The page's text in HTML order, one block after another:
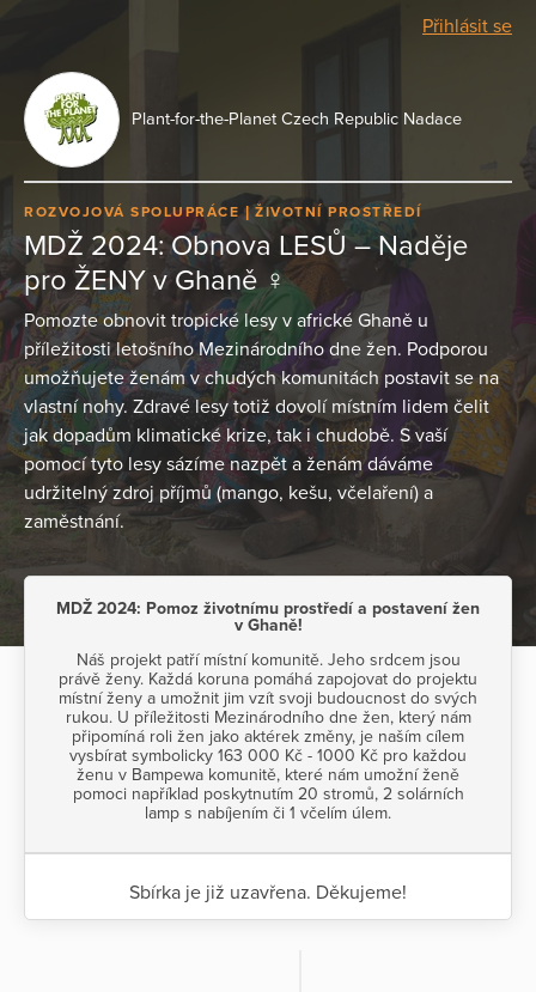
Přihlásit se
Plant-for-the-Planet Czech Republic Nadace
ROZVOJOVÁ SPOLUPRÁCE ŽIVOTNÍ PROSTŘEDÍ
MDŽ 2024: Obnova LESŮ – Naděje
pro ŽENY v Ghaně ♀️
Pomozte obnovit tropické lesy v africké Ghaně u
příležitosti letošního Mezinárodního dne žen. Podporou
umožňujete ženám v chudých komunitách postavit se na
vlastní nohy. Zdravé lesy totiž dovolí místním lidem čelit
jak dopadům klimatické krize, tak i chudobě. S vaší
pomocí tyto lesy sázíme nazpět a ženám dáváme
udržitelný zdroj příjmů (mango, kešu, včelaření) a
zaměstnání.
MDŽ 2024: Pomoz životnímu prostředí a postavení žen
v Ghaně!
Náš projekt patří místní komunitě. Jeho srdcem jsou
právě ženy. Každá koruna pomáhá zapojovat do projektu
místní ženy a umožnit jim vzít svoji budoucnost do svých
rukou. U příležitosti Mezinárodního dne žen, který nám
připomíná roli žen jako aktérek změny, je naším cílem
vysbírat symbolicky 163 000 Kč - 1000 Kč pro každou
ženu v Bampewa komunitě, které nám umožní ženě
pomoci například poskytnutím 20 stromů, 2 solárních
lamp s nabíjením či 1 včelím úlem.
Sbírka je již uzavřena. Děkujeme!